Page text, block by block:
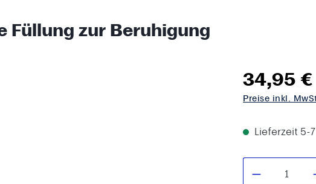
Füllung zur Beruhigung
34,95 €
Preise inkl.
Lieferzeit 5-
Produkt